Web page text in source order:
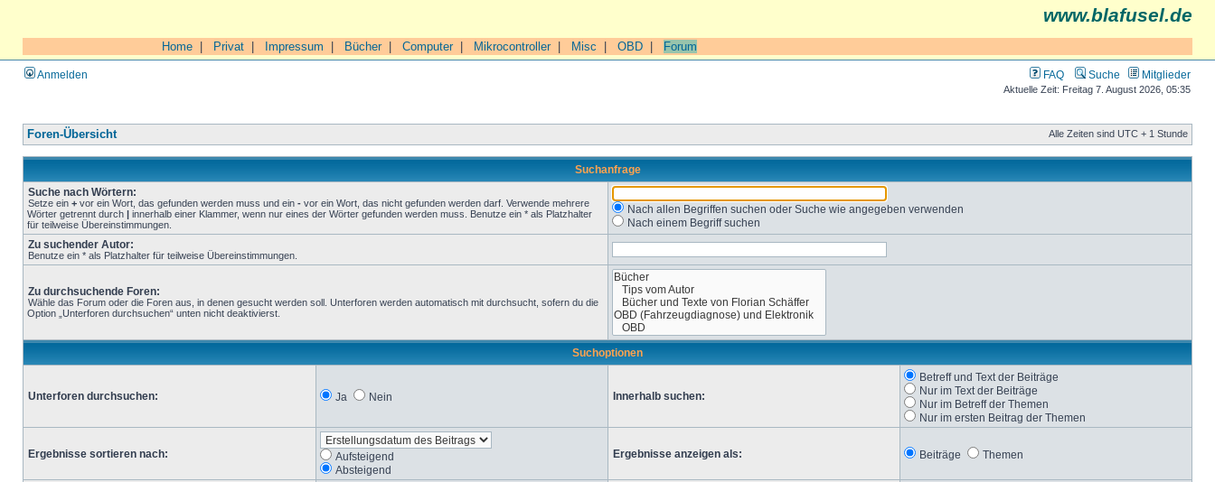
www.blafusel.de
Home Privat Impressum Bücher| Computer| Mikrocontroller| Misc OBD Forum
Anmelden FAQ Suche Mitglieder
Aktuelle Zeit: Freitag 7. August 2026, 05:35
Foren-Übersicht Alle Zeiten sind UTC + 1 Stunde
Suchanfrage
Suche nach Wörtern:
Setze ein + vor ein Wort, das gefunden werden muss und ein - vor ein Wort, das nicht gefunden werden darf. Verwende mehrere
Wörter getrennt durch | innerhalb einer Klammer, wenn nur eines der Wörter gefunden werden muss. Benutze ein * als Platzhalter
für teilweise Übereinstimmungen.
Nach allen Begriffen suchen oder Suche wie angegeben verwenden
Nach einem Begriff suchen
Zu suchender Autor:
Benutze ein * als Platzhalter für teilweise Übereinstimmungen.
Zu durchsuchende Foren:
Wähle das Forum oder die Foren aus, in denen gesucht werden soll. Unterforen werden automatisch mit durchsucht, sofern du die
Option „Unterforen durchsuchen“ unten nicht deaktivierst.
Suchoptionen
Unterforen durchsuchen: Ja Nein Innerhalb suchen:
Betreff und Text der Beiträge
Nur im Text der Beiträge
Nur im Betreff der Themen
Nur im ersten Beitrag der Themen
Ergebnisse sortieren nach:
Aufsteigend
Absteigend
Ergebnisse anzeigen als: Beiträge Themen